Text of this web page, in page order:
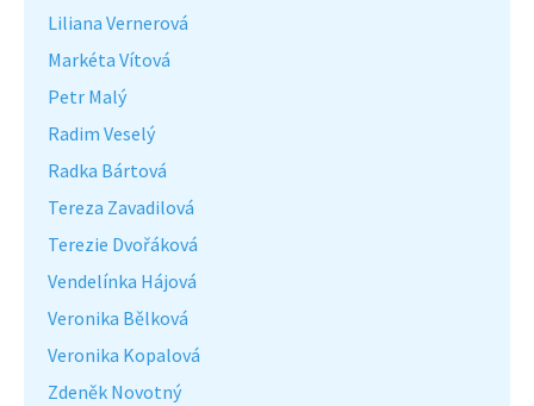
Liliana Vernerová
Markéta Vítová
Petr Malý
Radim Veselý
Radka Bártová
Tereza Zavadilová
Terezie Dvořáková
Vendelínka Hájová
Veronika Bělková
Veronika Kopalová
Zdeněk Novotný